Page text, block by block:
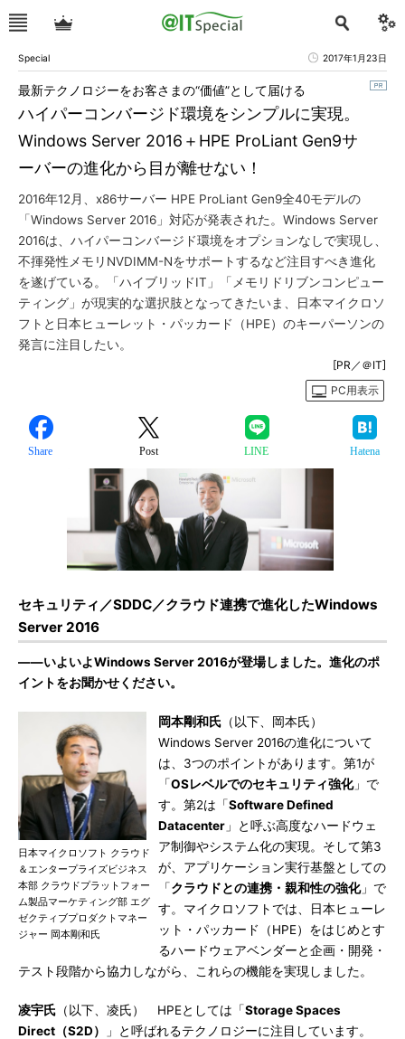
Special 2017年1月23日
ハイパーコンバージド環境をシンプルに実現。
Windows Server 2016＋HPE ProLiant Gen9サ
ーバーの進化から目が離せない！
最新テクノロジーをお客さまの“価値”として届ける
2016年12月、x86サーバー HPE ProLiant Gen9全40モデルの
「Windows Server 2016」対応が発表された。Windows Server
2016は、ハイパーコンバージド環境をオプションなしで実現し、
不揮発性メモリNVDIMM-Nをサポートするなど注目すべき進化
を遂げている。「ハイブリッドIT」「メモリドリブンコンピュー
ティング」が現実的な選択肢となってきたいま、日本マイクロソ
フトと日本ヒューレット・パッカード（HPE）のキーパーソンの
発言に注目したい。
[PR／＠IT]
PC用表示
Share Post LINE Hatena
セキュリティ／SDDC／クラウド連携で進化したWindows
Server 2016
――いよいよWindows Server 2016が登場しました。進化のポ
イントをお聞かせください。
日本マイクロソフト クラウド
＆エンタープライズビジネス
本部 クラウドプラットフォー
ム製品マーケティング部 エグ
ゼクティブプロダクトマネー
ジャー 岡本剛和氏
岡本剛和氏 （以下、岡本氏）
Windows Server 2016の進化について
は、3つのポイントがあります。第1が
「OSレベルでのセキュリティ強化」で
す。第2は「Software Defined
Datacenter 」と呼ぶ高度なハードウェ
ア制御やシステム化の実現。そして第3
が、アプリケーション実行基盤としての
「クラウドとの連携・親和性の強化」で
す。マイクロソフトでは、日本ヒューレ
ット・パッカード（HPE）をはじめとす
るハードウェアベンダーと企画・開発・
テスト段階から協力しながら、これらの機能を実現しました。
凌宇氏 （以下、凌氏） HPEとしては「Storage Spaces
Direct（S2D）
」と呼ばれるテクノロジーに注目しています。